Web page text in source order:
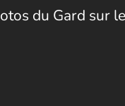
du Gard sur